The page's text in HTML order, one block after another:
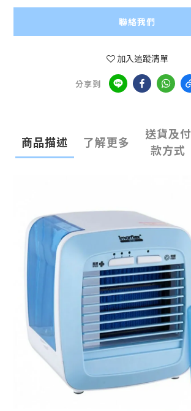
聯絡我們
加入追蹤清單
分享到
商品描述 了解更多
送貨及付
款方式